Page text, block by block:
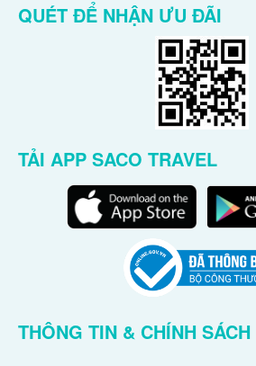
QUÉT ĐỂ NHẬN ƯU ĐÃI
TẢI APP SACO TRAVEL
THÔNG TIN & CHÍNH SÁCH